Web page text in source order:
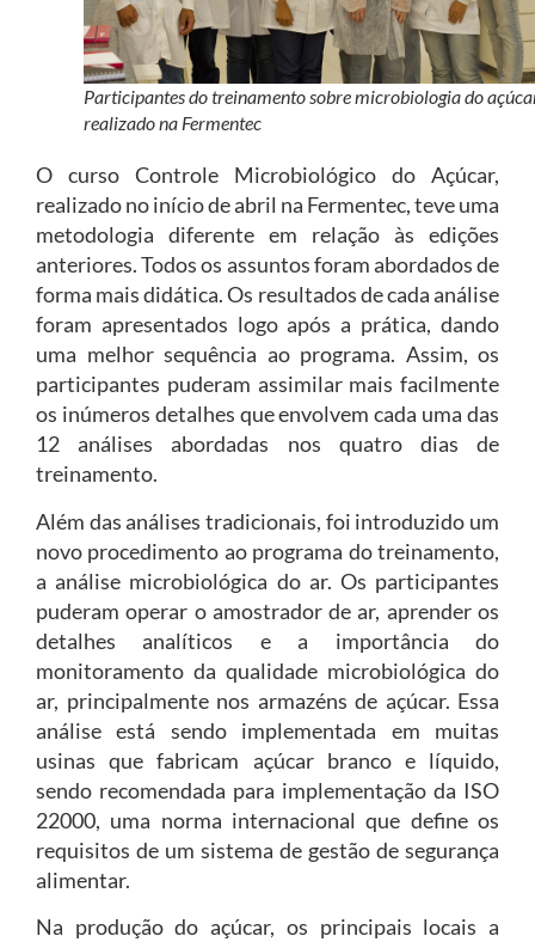
Participantes do treinamento sobre microbiologia do
realizado na Fermentec
O curso Controle Microbiológico do Açúcar,
realizado no início de abril na Fermentec, teve uma
metodologia diferente em relação às edições
anteriores. Todos os assuntos foram abordados de
forma mais didática. Os resultados de cada análise
foram apresentados logo após a prática, dando
uma melhor sequência ao programa. Assim, os
participantes puderam assimilar mais facilmente
os inúmeros detalhes que envolvem cada uma das
12 análises abordadas nos quatro dias de
treinamento.
Além das análises tradicionais, foi introduzido um
novo procedimento ao programa do treinamento,
a análise microbiológica do ar. Os participantes
puderam operar o amostrador de ar, aprender os
detalhes analíticos e a importância do
monitoramento da qualidade microbiológica do
ar, principalmente nos armazéns de açúcar. Essa
análise está sendo implementada em muitas
usinas que fabricam açúcar branco e líquido,
sendo recomendada para implementação da ISO
22000, uma norma internacional que define os
requisitos de um sistema de gestão de segurança
alimentar.
Na produção do açúcar, os principais locais a